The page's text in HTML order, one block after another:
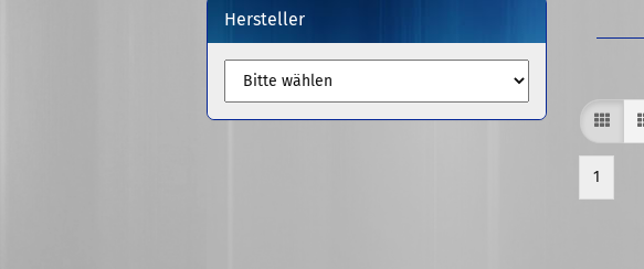
1
Hersteller